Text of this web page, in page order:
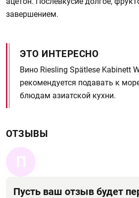
завершением.
ЭТО ИНТЕРЕСНО
Вино Riesling Spätlese Kabinett
рекомендуется подавать к
блюдам азиатской кухни.
ОТЗЫВЫ
П
Пусть ваш отзыв будет